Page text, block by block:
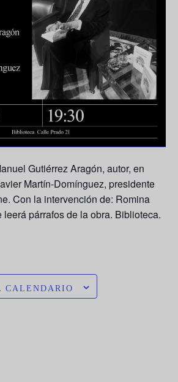
Gutiérrez Aragón, autor, en
Martín-Domínguez, presidente
Con la intervención de: Romina
párrafos de la obra. Biblioteca.
CALENDARIO